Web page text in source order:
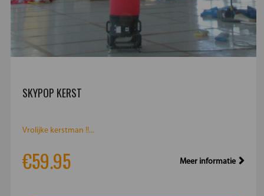
SKYPOP KERST
Vrolijke kerstman !!...
€59.95 Meer informatie